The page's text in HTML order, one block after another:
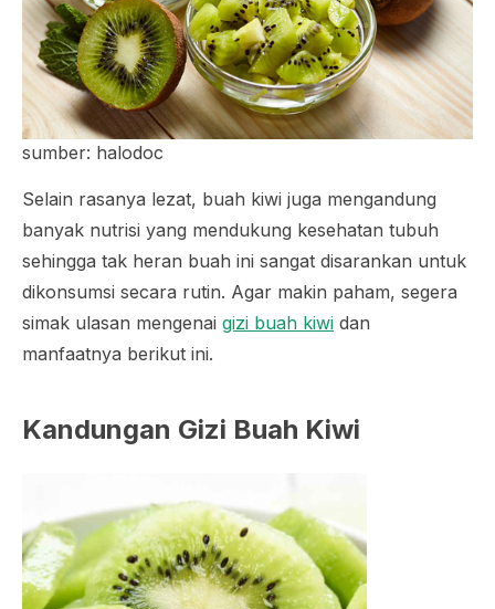
sumber: halodoc
Selain rasanya lezat, buah kiwi juga mengandung
banyak nutrisi yang mendukung kesehatan tubuh
sehingga tak heran buah ini sangat disarankan untuk
dikonsumsi secara rutin. Agar makin paham, segera
simak ulasan mengenai gizi buah kiwi dan
manfaatnya berikut ini.
Kandungan Gizi Buah Kiwi